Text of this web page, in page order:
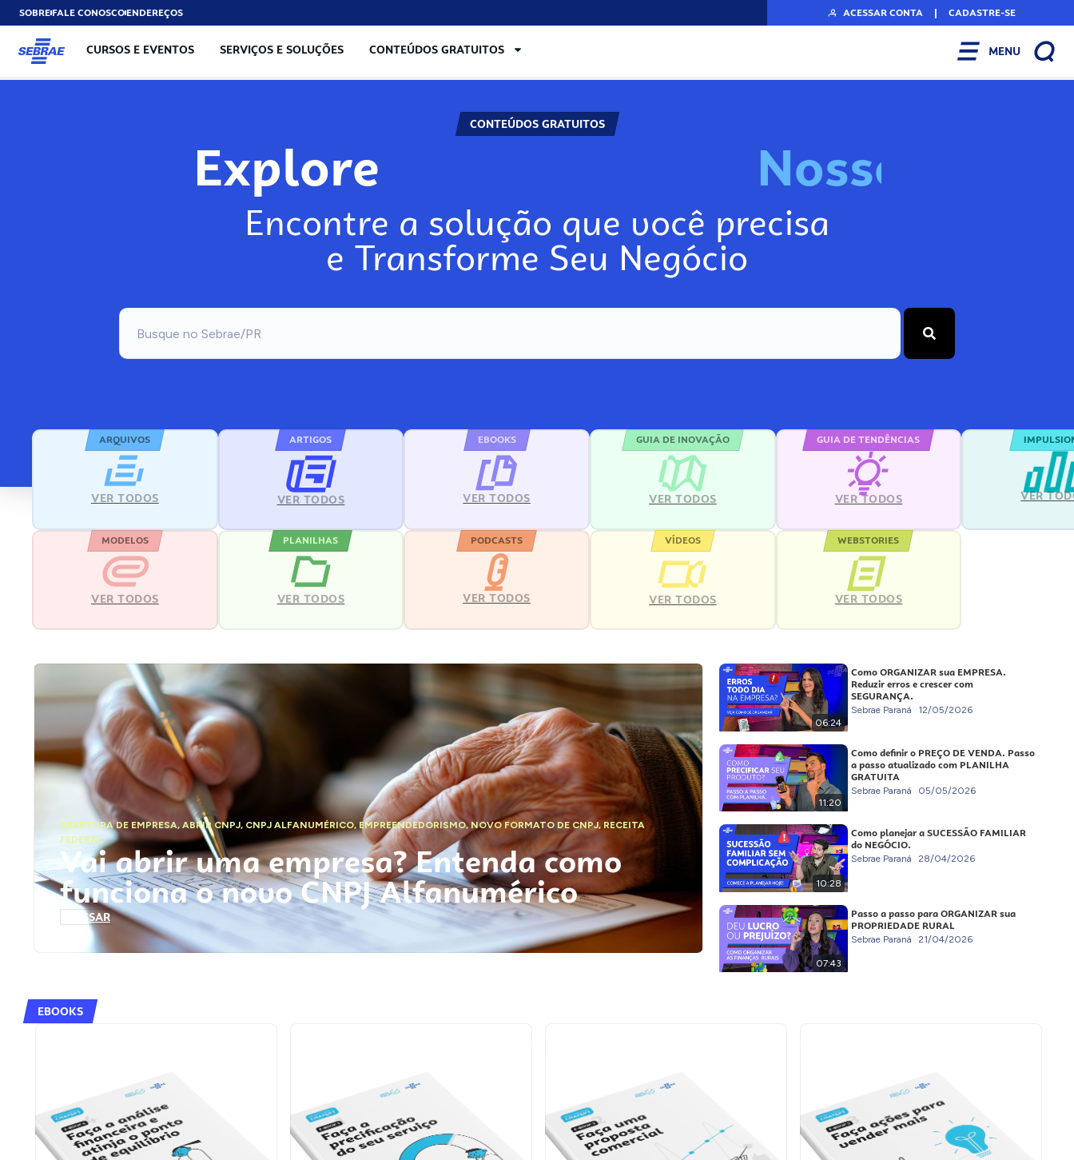
SOBREFALE CONOSCOENDEREÇOS ACESSAR CONTA | CADASTRE-SE
CURSOS E EVENTOS SERVIÇOS E SOLUÇÕES CONTEÚDOS GRATUITOS MENU
CONTEÚDOS GRATUITOS
Explore Nosso
Encontre a solução que você precisa
e Transforme Seu Negócio
ARQUIVOS
VER TODOS
ARTIGOS
VER TODOS
EBOOKS
VER TODOS
GUIA DE INOVAÇÃO
VER TODOS
GUIA DE TENDÊNCIAS
VER TODOS VER
MODELOS
VER TODOS
PLANILHAS
VER TODOS
PODCASTS
VER TODOS
VÍDEOS
VER TODOS
WEBSTORIES
VER TODOS
ABERTURA DE EMPRESA,ABRIR CNPJ, CNPJ ALFANUMÉRICO, EMPREENDEDORISMO,NOVO FORMATO DE CNPJ,RECEITA
FEDERAL
Vai abrir uma empresa? Entenda como
funciona o novo CNPJ Alfanumérico
ACESSAR
06:24
Como ORGANIZAR sua EMPRESA.
Reduzir erros e crescer com
SEGURANÇA.
Sebrae Paraná 12/05/2026
11:20
Como definir o PREÇO DE VENDA. Passo
a passo atualizado com PLANILHA
GRATUITA
Sebrae Paraná 05/05/2026
10:28
Como planejar a SUCESSÃO FAMILIAR
do NEGÓCIO.
Sebrae Paraná 28/04/2026
07:43
Passo a passo para ORGANIZAR sua
PROPRIEDADE RURAL
Sebrae Paraná 21/04/2026
EBOOKS